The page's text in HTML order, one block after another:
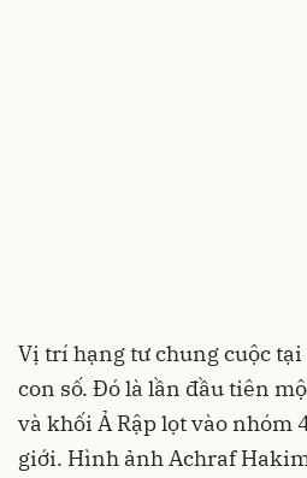
Vị trí hạng tư chung cuộc
con số. Đó là lần đầu tiên
và khối Ả Rập lọt vào nhóm
giới. Hình ảnh Achraf